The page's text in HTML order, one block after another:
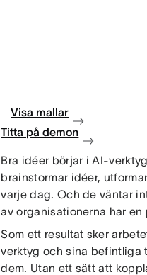
Visa mallar
Titta på demon
Bra idéer börjar i AI-
brainstormar idéer,
varje dag. Och de väntar
av organisationerna har
Som ett resultat sker
verktyg och sina befintliga
dem. Utan ett sätt att